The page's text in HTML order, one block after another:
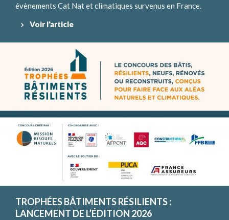
évènements Cat Nat et climatiques survenus en France.
Voir l'article
TROPHÉES BÂTIMENTS RÉSILIENTS :
LANCEMENT DE L’ÉDITION 2026